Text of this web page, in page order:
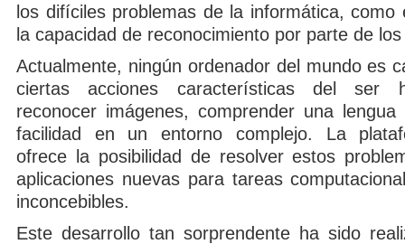
los difíciles problemas de la informática, como
la capacidad de reconocimiento por parte de
Actualmente, ningún ordenador del mundo es
ciertas acciones características del ser
reconocer imágenes, comprender una
facilidad en un entorno complejo. La
ofrece la posibilidad de resolver estos
aplicaciones nuevas para tareas
inconcebibles.
Este desarrollo tan sorprendente ha sido